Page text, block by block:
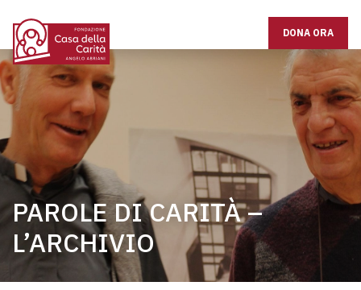
DONA ORA
PAROLE DI CARITÀ –
L’ARCHIVIO